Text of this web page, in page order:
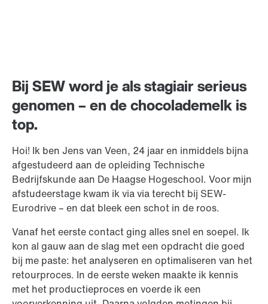
Bij SEW word je als stagiair serieus
genomen – en de chocolademelk is
top.
Hoi! Ik ben Jens van Veen, 24 jaar en inmiddels bijna
afgestudeerd aan de opleiding Technische
Bedrijfskunde aan De Haagse Hogeschool. Voor mijn
afstudeerstage kwam ik via via terecht bij SEW-
Eurodrive – en dat bleek een schot in de roos.
Vanaf het eerste contact ging alles snel en soepel. Ik
kon al gauw aan de slag met een opdracht die goed
bij me paste: het analyseren en optimaliseren van het
retourproces. In de eerste weken maakte ik kennis
met het productieproces en voerde ik een